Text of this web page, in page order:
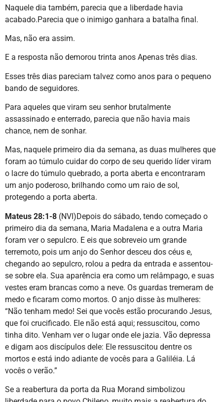
Naquele dia também, parecia que a liberdade havia
acabado.Parecia que o inimigo ganhara a batalha final.
Mas, não era assim.
E a resposta não demorou trinta anos Apenas três dias.
Esses três dias pareciam talvez como anos para o pequeno
bando de seguidores.
Para aqueles que viram seu senhor brutalmente
assassinado e enterrado, parecia que não havia mais
chance, nem de sonhar.
Mas, naquele primeiro dia da semana, as duas mulheres que
foram ao túmulo cuidar do corpo de seu querido líder viram
o lacre do túmulo quebrado, a porta aberta e encontraram
um anjo poderoso, brilhando como um raio de sol,
protegendo a porta aberta.
Mateus 28:1-8 (NVI)Depois do sábado, tendo começado o
primeiro dia da semana, Maria Madalena e a outra Maria
foram ver o sepulcro. E eis que sobreveio um grande
terremoto, pois um anjo do Senhor desceu dos céus e,
chegando ao sepulcro, rolou a pedra da entrada e assentou-
se sobre ela. Sua aparência era como um relâmpago, e suas
vestes eram brancas como a neve. Os guardas tremeram de
medo e ficaram como mortos. O anjo disse às mulheres:
“Não tenham medo! Sei que vocês estão procurando Jesus,
que foi crucificado. Ele não está aqui; ressuscitou, como
tinha dito. Venham ver o lugar onde ele jazia. Vão depressa
e digam aos discípulos dele: Ele ressuscitou dentre os
mortos e está indo adiante de vocês para a Galiléia. Lá
vocês o verão.”
Se a reabertura da porta da Rua Morand simbolizou